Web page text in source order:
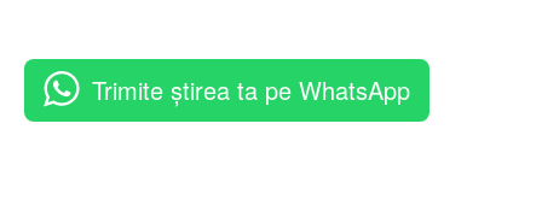
Trimite știrea ta pe WhatsApp